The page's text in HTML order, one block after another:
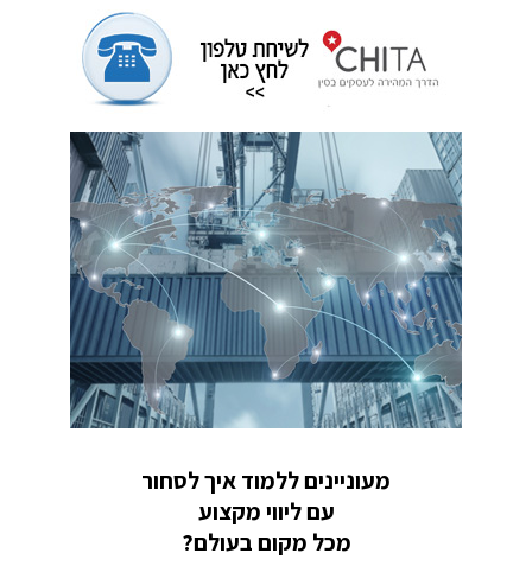
מעוניינים ללמוד איך לסחור
עם ליווי מקצוע
מכל מקום בעולם?